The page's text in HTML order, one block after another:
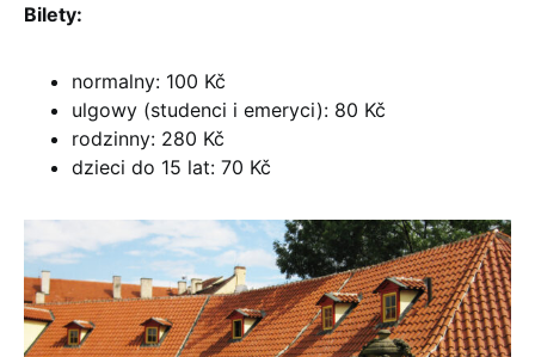
Bilety:
normalny: 100 Kč
ulgowy (studenci i emeryci): 80 Kč
rodzinny: 280 Kč
dzieci do 15 lat: 70 Kč